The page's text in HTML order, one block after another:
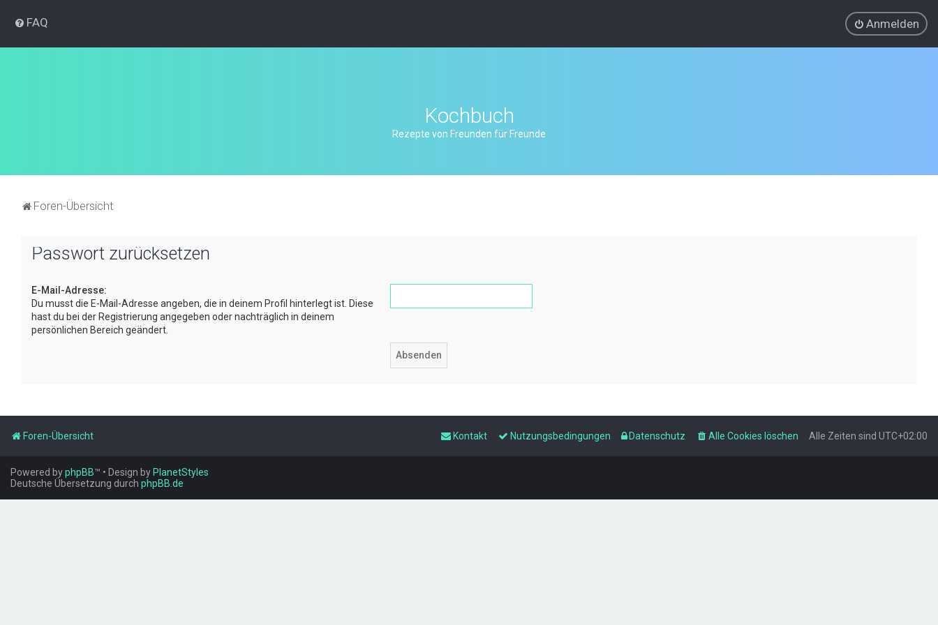
FAQ Anmelden
Kochbuch
Rezepte von Freunden für Freunde
Foren-Übersicht
Passwort zurücksetzen
E-Mail-Adresse:
Du musst die E-Mail-Adresse angeben, die in deinem Profil hinterlegt ist. Diese
hast du bei der Registrierung angegeben oder nachträglich in deinem
persönlichen Bereich geändert.
Foren-Übersicht Alle Zeiten sind UTC+02:00
Alle Cookies löschen
Datenschutz
Nutzungsbedingungen
Kontakt
Powered byphpBB™ • Design by PlanetStyles
Deutsche Übersetzung durch phpBB.de